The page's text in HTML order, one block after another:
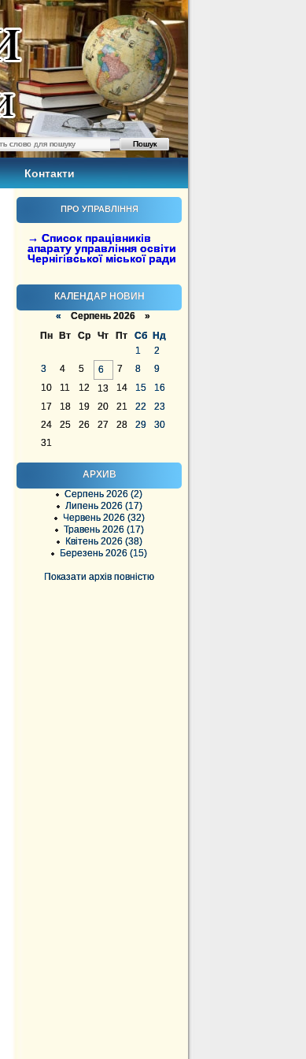
Контакти
ПРО УПРАВЛІННЯ
→ Список працівників
апарату управління освіти
Чернігівської міської ради
КАЛЕНДАР НОВИН
« Серпень 2026 »
Пн
Вт Ср Чт Пт Сб
Нд
1
2
3
4 5 6 7 8
9
10
11 12 13 14 15
16
17
18 19 20 21 22
23
24
25 26 27 28 29
30
31
АРХИВ
Серпень 2026 (2)
Липень 2026 (17)
Червень 2026 (32)
Травень 2026 (17)
Квітень 2026 (38)
Березень 2026 (15)
Показати архів повністю